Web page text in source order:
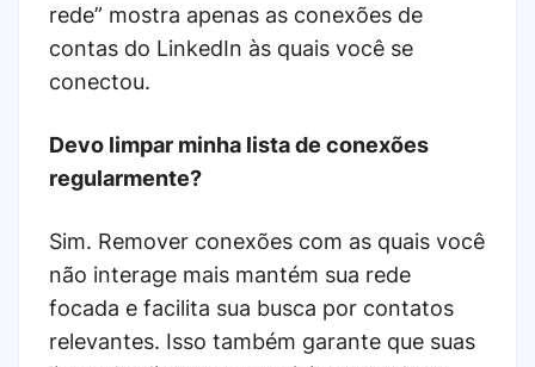
rede” mostra apenas as conexões de
contas do LinkedIn às quais você se
conectou.
Devo limpar minha lista de conexões
regularmente?
Sim. Remover conexões com as quais você
não interage mais mantém sua rede
focada e facilita sua busca por contatos
relevantes. Isso também garante que suas